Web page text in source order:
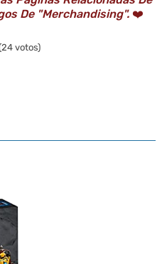
De "Merchandising".❤️
votos)